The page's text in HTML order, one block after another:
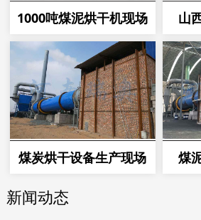
1000吨煤泥烘干机现场 山
煤炭烘干设备生产现场 煤
新闻动态